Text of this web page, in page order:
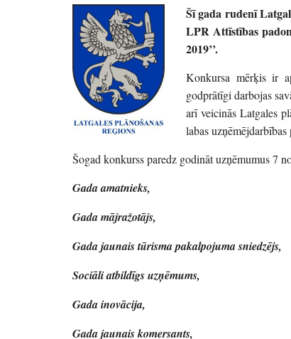
Šī gada rudenī
LPR Attīstības
2019’’.
Konkursa mērķis ir
godprātīgi darbojas
arī veicinās Latgales
labas
Šogad konkurss paredz godināt uzņēmumus 7
Gada amatnieks,
Gada mājražotājs,
Gada jaunais tūrisma pakalpojuma sniedzējs,
Sociāli atbildīgs uzņēmums,
Gada inovācija,
Gada jaunais komersants,